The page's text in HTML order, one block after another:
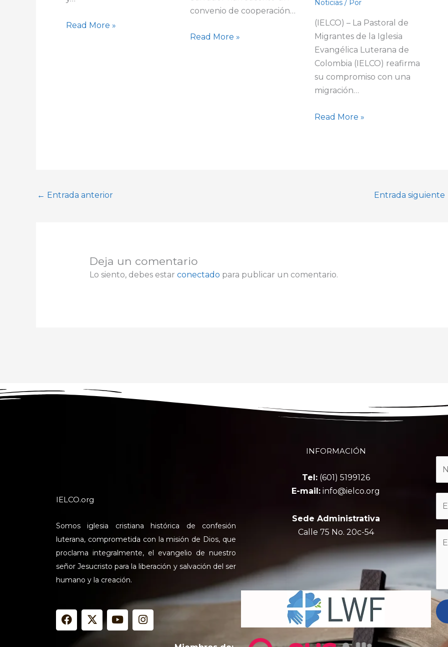
Read More »
convenio de cooperación…
Read More »
Noticias/ Por
(IELCO) – La Pastoral de
Migrantes de la Iglesia
Evangélica Luterana de
Colombia (IELCO) reafirma
su compromiso con una
migración…
Read More »
← Entrada anterior Entrada siguiente
Deja un comentario
Lo siento, debes estar conectado para publicar un comentario.
IELCO.org
Somos iglesia cristiana histórica de confesión
luterana, comprometida con la misión de Dios, que
proclama integralmente, el evangelio de nuestro
señor Jesucristo para la liberación y salvación del ser
humano y la creación.
F
a
X
-
t
Y
o
I
n
INFORMACIÓN
Tel:(601) 5199126
E-mail: info@ielco.org
Sede Administrativa
Calle 75 No. 20c-54